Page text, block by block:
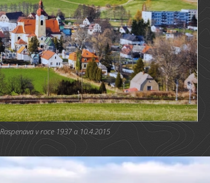
Raspenava v roce 1937 a 10.4.2015